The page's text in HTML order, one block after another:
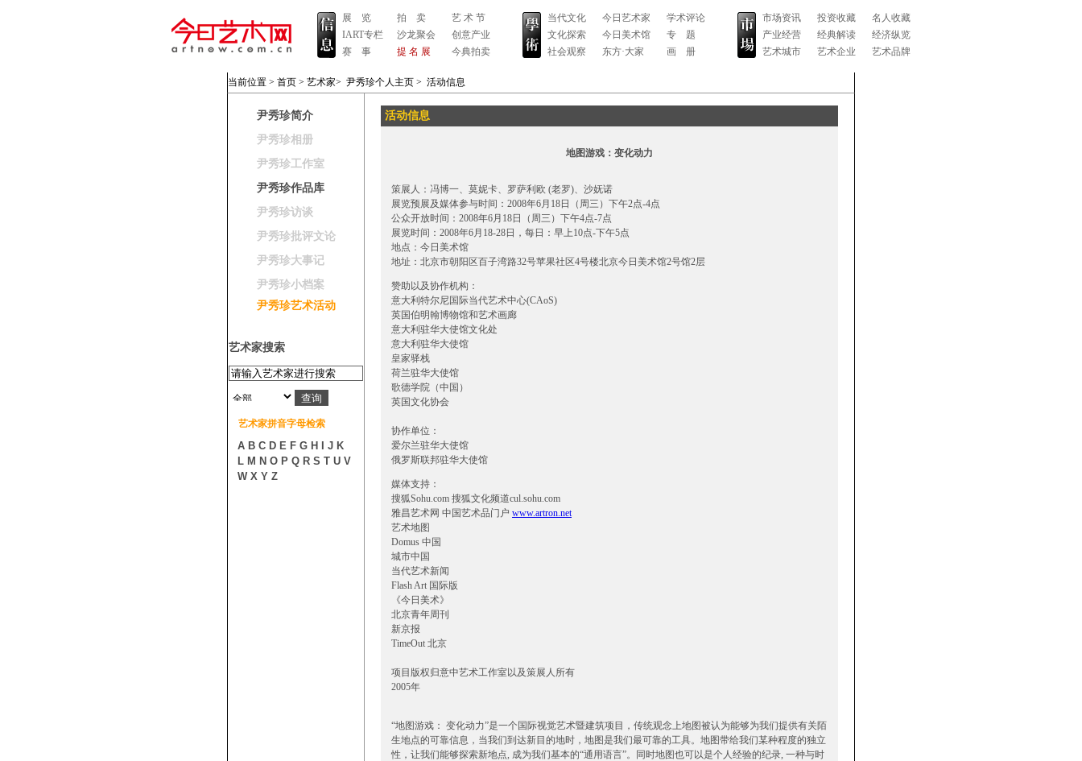
展 览
IART专栏
赛 事
拍 卖
沙龙聚会
提 名 展
艺 术 节
创意产业
今典拍卖
当代文化
文化探索
社会观察
今日艺术家
今日美术馆
东方·大家
学术评论
专 题
画 册
市场资讯
产业经营
艺术城市
投资收藏
经典解读
艺术企业
名人收藏
经济纵览
艺术品牌
当前位置 > 首页 > 艺术家> 尹秀珍个人主页 > 活动信息
尹秀珍简介
尹秀珍相册
尹秀珍工作室
尹秀珍作品库
尹秀珍访谈
尹秀珍批评文论
尹秀珍大事记
尹秀珍小档案
尹秀珍艺术活动
艺术家搜索
艺术家拼音字母检索
A B C D E F G H J K
L M N O P Q R S T U V
W X Y Z
活动信息
地图游戏：变化动力
策展人：冯博一、莫妮卡、罗萨利欧 (老罗)、沙妩诺
展览预展及媒体参与时间：2008年6月18日（周三）下午2点-4点
公众开放时间：2008年6月18日（周三）下午4点-7点
展览时间：2008年6月18-28日，每日：早上10点-下午5点
地点：今日美术馆
地址：北京市朝阳区百子湾路32号苹果社区4号楼北京今日美术馆2号馆2层
赞助以及协作机构：
意大利特尔尼国际当代艺术中心(CAoS)
英国伯明翰博物馆和艺术画廊
意大利驻华大使馆文化处
意大利驻华大使馆
皇家驿栈
荷兰驻华大使馆
歌德学院（中国）
英国文化协会
协作单位：
爱尔兰驻华大使馆
俄罗斯联邦驻华大使馆
媒体支持：
搜狐Sohu.com 搜狐文化频道cul.sohu.com
雅昌艺术网 中国艺术品门户 www.artron.net
艺术地图
Domus 中国
城市中国
当代艺术新闻
Flash Art 国际版
《今日美术》
北京青年周刊
新京报
TimeOut 北京
项目版权归意中艺术工作室以及策展人所有
2005年
“地图游戏： 变化动力”是一个国际视觉艺术暨建筑项目，传统观念上地图被认为能够为我们提供有关陌
生地点的可靠信息，当我们到达新目的地时，地图是我们最可靠的工具。地图带给我们某种程度的独立
性，让我们能够探索新地点, 成为我们基本的“通用语言”。同时地图也可以是个人经验的纪录, 一种与时